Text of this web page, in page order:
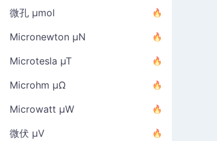
微孔 µmol
Micronewton µN
Microtesla µT
Microhm µΩ
Microwatt µW
微伏 µV